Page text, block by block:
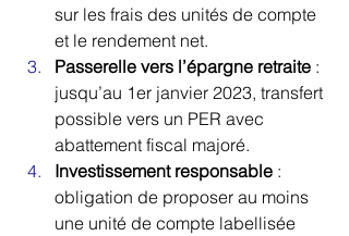
sur les frais des unités de compte
et le rendement net.
Passerelle vers l’épargne retraite :
jusqu’au 1er janvier 2023, transfert
possible vers un PER avec
abattement fiscal majoré.
Investissement responsable :
obligation de proposer au moins
une unité de compte labellisée